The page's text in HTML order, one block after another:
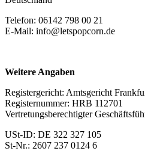
Telefon: 06142 798 00 21
E-Mail: info@letspopcorn.de
Weitere Angaben
Registergericht: Amtsgericht
Registernummer: HRB 112701
Vertretungsberechtigter
USt-ID: DE 322 327 105
St-Nr.: 2607 237 0124 6